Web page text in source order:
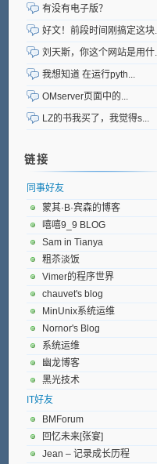
有没有电子版？
好文！前段时间刚搞定这块...
刘天斯，你这个网站是用什...
我想知道 在运行pyth...
OMserver页面中的...
LZ的书我买了，我觉得s...
链接
同事好友
蒙其·B·宾森的博客
嘻嘻9_9 BLOG
Sam in Tianya
粗苶淡饭
Vimer的程序世界
chauvet's blog
MinUnix系统运维
Nornor's Blog
系统运维
幽龙博客
黑光技术
IT好友
BMForum
回忆未来[张宴]
Jean – 记录成长历程